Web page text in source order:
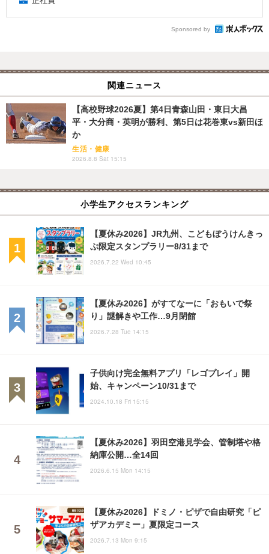
Sponsored by
関連ニュース
【高校野球2026夏】第4日青森山田・東日大昌
平・大分商・英明が勝利、第5日は花巻東vs新田ほ
か
生活・健康
2026.8.8 Sat 15:15
小学生アクセスランキング
【夏休み2026】JR九州、こどもぼうけんきっ
ぷ限定スタンプラリー8/31まで
2026.7.22 Wed 10:45
【夏休み2026】がすてなーに「おもいで祭
り」謎解きや工作…9月閉館
2026.7.28 Tue 14:15
子供向け完全無料アプリ「レゴプレイ」開
始、キャンペーン10/31まで
2024.10.18 Fri 15:15
【夏休み2026】羽田空港見学会、管制塔や格
納庫公開…全14回
2026.6.15 Mon 14:15
【夏休み2026】ドミノ・ピザで自由研究「ピ
ザアカデミー」夏限定コース
2026.7.13 Mon 9:15